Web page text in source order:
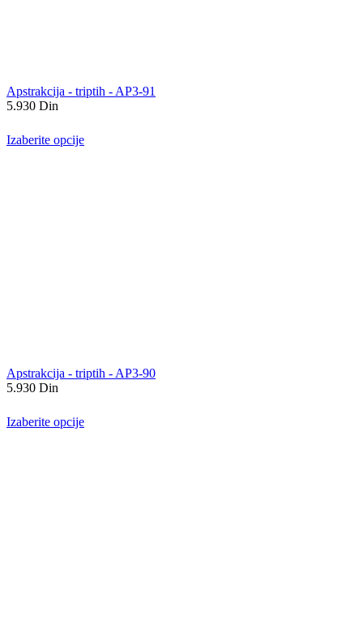
Apstrakcija - triptih - AP3-91
5.930 Din
Izaberite opcije
Apstrakcija - triptih - AP3-90
5.930 Din
Izaberite opcije